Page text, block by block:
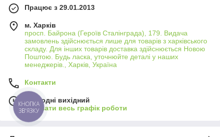
Працює з 29.01.2013
м. Харків
просп. Байрона (Героїв Сталінграда), 179. Видача
замовлень здійснюється лише для товарів з харківського
складу. Для інших товарів доставка здійснюється Новою
Поштою. Будь ласка, уточнюйте деталі у наших
менеджерів., Харків, Україна
Контакти
Сьогодні вихідний
Показати весь графік роботи
КНОПКА
ЗВ'ЯЗКУ